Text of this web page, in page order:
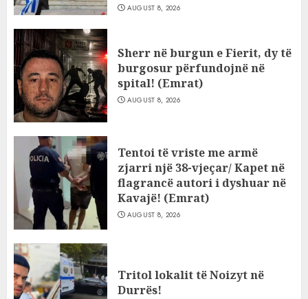
AUGUST 8, 2026
Sherr në burgun e Fierit, dy të
burgosur përfundojnë në
spital! (Emrat)
AUGUST 8, 2026
Tentoi të vriste me armë
zjarri një 38-vjeçar/ Kapet në
flagrancë autori i dyshuar në
Kavajë! (Emrat)
AUGUST 8, 2026
Tritol lokalit të Noizyt në
Durrës!